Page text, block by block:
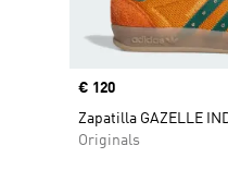
Precio
€ 120
Zapatilla GAZELLE
Originals